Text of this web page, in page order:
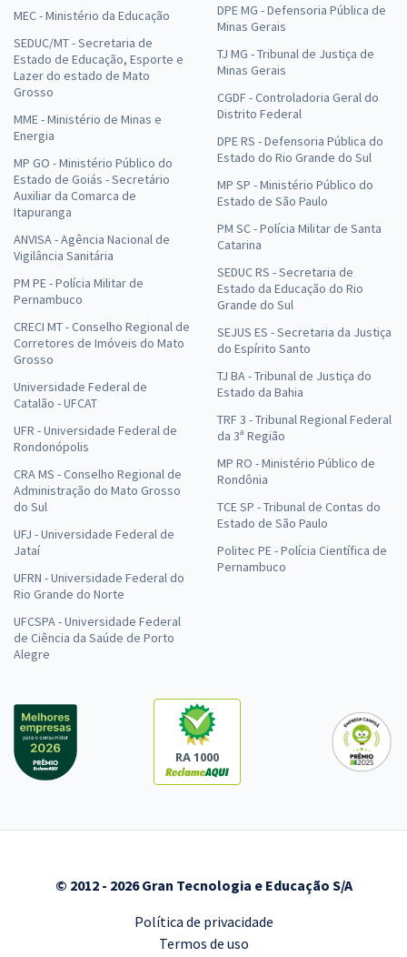
MEC - Ministério da Educação
SEDUC/MT - Secretaria de
Estado de Educação, Esporte e
Lazer do estado de Mato
Grosso
MME - Ministério de Minas e
Energia
MP GO - Ministério Público do
Estado de Goiás - Secretário
Auxiliar da Comarca de
Itapuranga
ANVISA - Agência Nacional de
Vigilância Sanitária
PM PE - Polícia Militar de
Pernambuco
CRECI MT - Conselho Regional de
Corretores de Imóveis do Mato
Grosso
Universidade Federal de
Catalão - UFCAT
UFR - Universidade Federal de
Rondonópolis
CRA MS - Conselho Regional de
Administração do Mato Grosso
do Sul
UFJ - Universidade Federal de
Jataí
UFRN - Universidade Federal do
Rio Grande do Norte
UFCSPA - Universidade Federal
de Ciência da Saúde de Porto
Alegre
DPE MG - Defensoria Pública de
Minas Gerais
TJ MG - Tribunal de Justiça de
Minas Gerais
CGDF - Controladoria Geral do
Distrito Federal
DPE RS - Defensoria Pública do
Estado do Rio Grande do Sul
MP SP - Ministério Público do
Estado de São Paulo
PM SC - Polícia Militar de Santa
Catarina
SEDUC RS - Secretaria de
Estado da Educação do Rio
Grande do Sul
SEJUS ES - Secretaria da Justiça
do Espírito Santo
TJ BA - Tribunal de Justiça do
Estado da Bahia
TRF 3 - Tribunal Regional Federal
da 3ª Região
MP RO - Ministério Público de
Rondônia
TCE SP - Tribunal de Contas do
Estado de São Paulo
Politec PE - Polícia Científica de
Pernambuco
RA 1000
© 2012 - 2026 Gran Tecnologia e Educação S/A
Política de privacidade
Termos de uso